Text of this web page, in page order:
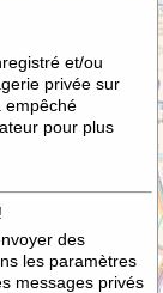
et/ou
privée sur
empêché
pour plus
des
les paramètres
messages privés